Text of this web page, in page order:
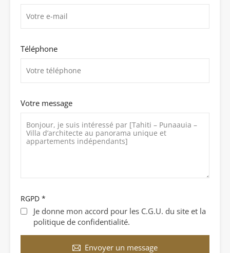
Téléphone
Votre message
RGPD *
Je donne mon accord pour les C.G.U. du site et la
politique de confidentialité.
Envoyer un message